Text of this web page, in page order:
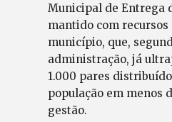
Municipal de Entrega
mantido com
município, que,
administração, já
1.000 pares
população em menos
gestão.